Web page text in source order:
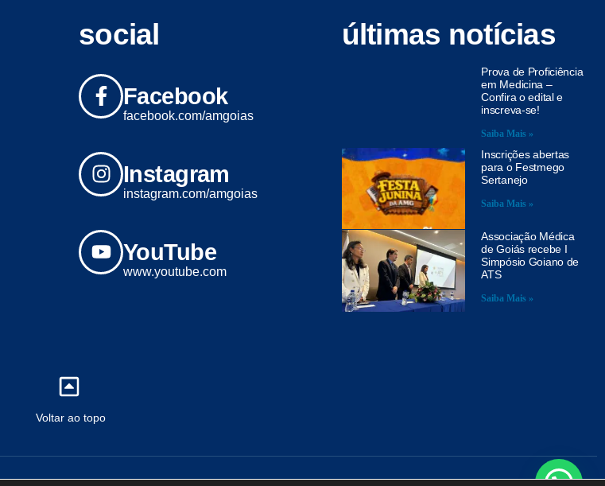
social
Facebook
facebook.com/amgoias
Instagram
instagram.com/amgoias
YouTube
www.youtube.com
últimas notícias
Prova de Proficiência
em Medicina –
Confira o edital e
inscreva-se!
Saiba Mais »
Inscrições abertas
para o Festmego
Sertanejo
Saiba Mais »
Associação Médica
de Goiás recebe I
Simpósio Goiano de
ATS
Saiba Mais »
Voltar ao topo